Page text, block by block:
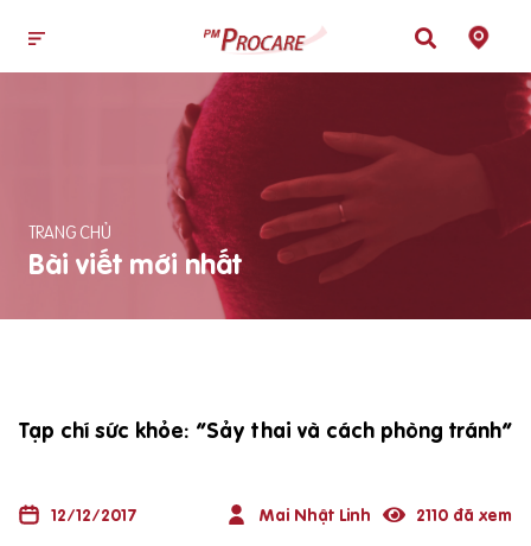
TRANG CHỦ
Bài viết mới nhất
Tạp chí sức khỏe: “Sảy thai và cách phòng tránh”
12/12/2017 Mai Nhật Linh 2110 đã xem